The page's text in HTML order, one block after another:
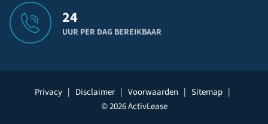
24
UUR PER DAG BEREIKBAAR
Privacy | Disclaimer | Voorwaarden | Sitemap |
© 2026 ActivLease